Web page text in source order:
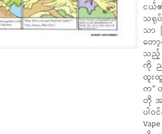
ငယ်
သရု
သာ
တေ
သည့်
ကို ည
ထူး
က”
တို အ
ပါဝ